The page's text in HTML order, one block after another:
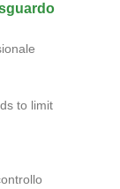
to limit